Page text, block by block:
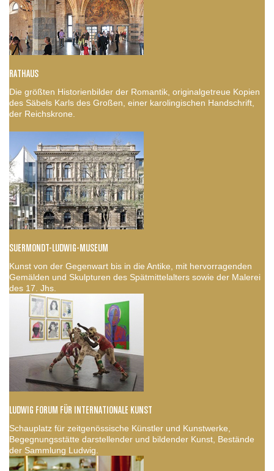
RATHAUS
Die größten Historienbilder der Romantik, originalgetreue Kopien
des Säbels Karls des Großen, einer karolingischen Handschrift,
der Reichskrone.
SUERMONDT-LUDWIG-MUSEUM
Kunst von der Gegenwart bis in die Antike, mit hervorragenden
Gemälden und Skulpturen des Spätmittelalters sowie der Malerei
des 17. Jhs.
LUDWIG FORUM FÜR INTERNATIONALE KUNST
Schauplatz für zeitgenössische Künstler und Kunstwerke,
Begegnungsstätte darstellender und bildender Kunst, Bestände
der Sammlung Ludwig.